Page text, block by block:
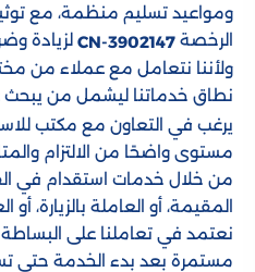
ومواعيد تسليم منظمة، مع
الرخصة CN-3902147 لزيادة
ولأننا نتعامل مع عملاء من
نطاق خدماتنا ليشمل من
يرغب في التعاون مع مكتب
مستوى واضحًا من الالتزام
من خلال خدمات استقدام في
المقيمة، أو العاملة بالزيارة،
نعتمد في تعاملنا على
مستمرة بعد بدء الخدمة حتى